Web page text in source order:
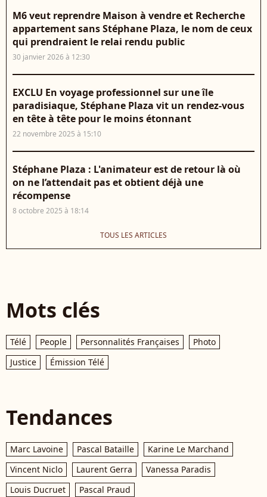
M6 veut reprendre Maison à vendre et Recherche
appartement sans Stéphane Plaza, le nom de ceux
qui prendraient le relai rendu public
30 janvier 2026 à 12:30
EXCLU En voyage professionnel sur une île
paradisiaque, Stéphane Plaza vit un rendez-vous
en tête à tête pour le moins étonnant
22 novembre 2025 à 15:10
Stéphane Plaza : L'animateur est de retour là où
on ne l’attendait pas et obtient déjà une
récompense
8 octobre 2025 à 18:14
TOUS LES ARTICLES
Mots clés
Télé People Personnalités Françaises
Photo
Justice
Émission Télé
Tendances
Marc Lavoine Pascal Bataille
Karine Le Marchand
Vincent Niclo
Laurent Gerra
Vanessa Paradis
Louis Ducruet
Pascal Praud